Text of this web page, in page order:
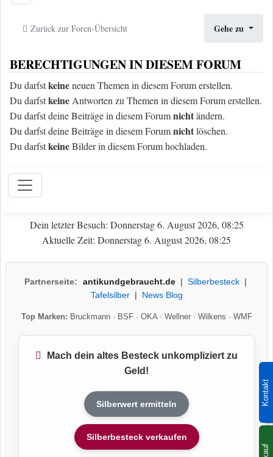
Kontakt
Zurück zur Foren-Übersicht Gehe zu
BERECHTIGUNGEN IN DIESEM FORUM
Du darfstkeineneuen Themen in diesem Forum erstellen.
Du darfstkeine Antworten zu Themen in diesem Forum erstellen.
Du darfst deine Beiträge in diesem Forumnichtändern.
Du darfst deine Beiträge in diesem Forumnichtlöschen.
Du darfstkeineBilder in diesem Forum hochladen.
Dein letzter Besuch: Donnerstag 6. August 2026, 08:25
Aktuelle Zeit: Donnerstag 6. August 2026, 08:25
Partnerseite: antikundgebraucht.de| Silberbesteck|
Tafelsilber| News Blog
Top Marken: Bruckmann· BSF· OKA· Wellner· Wilkens · WMF
Mach dein altes Besteck unkompliziert zu
Geld!
Silberwert ermitteln
Silberbesteck verkaufen